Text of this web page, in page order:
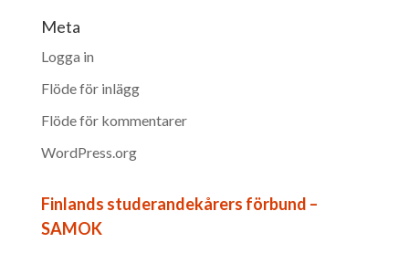
Meta
Logga in
Flöde för inlägg
Flöde för kommentarer
WordPress.org
Finlands studerandekårers förbund –
SAMOK